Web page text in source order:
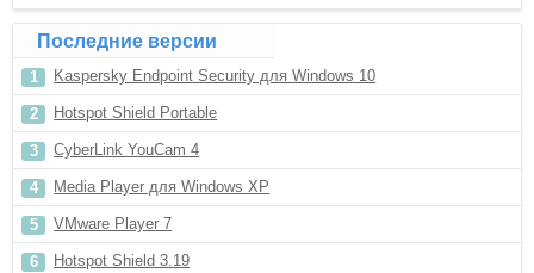
Последние версии
Kaspersky Endpoint Security для Windows 10
Hotspot Shield Portable
CyberLink YouCam 4
Media Player для Windows XP
VMware Player 7
Hotspot Shield 3.19